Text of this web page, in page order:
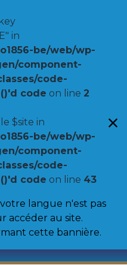
in
be/web/wp-
component-
code-
code on line 2
$site in
be/web/wp-
component-
code-
code on line 43
langue n'est pas
accéder au site.
cette bannière.